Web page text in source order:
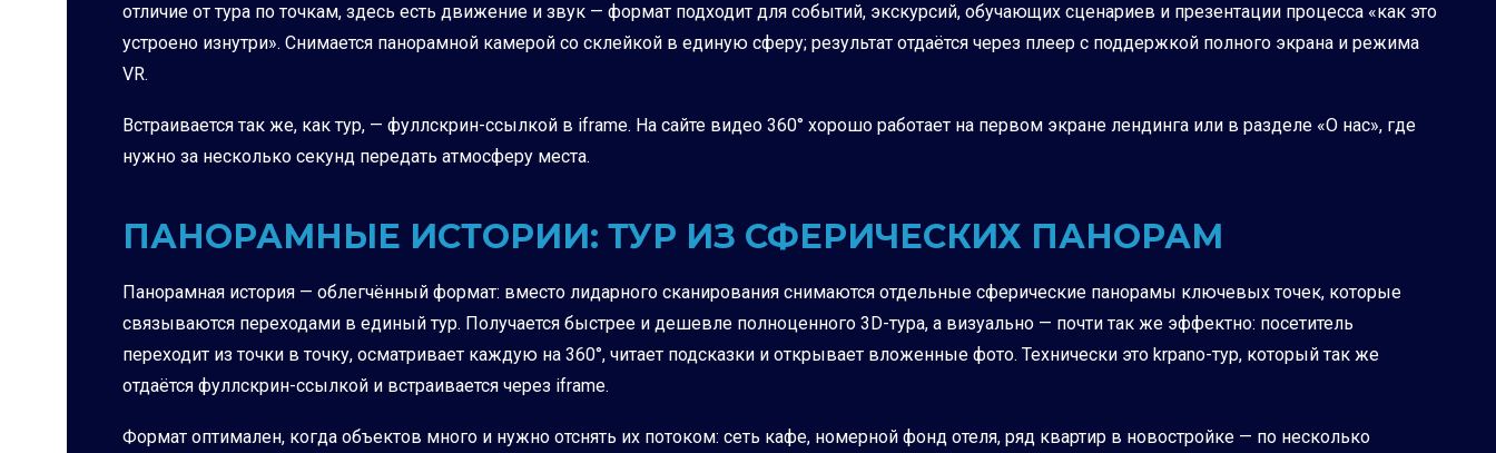
отличие от тура по точкам, здесь есть движение и звук — формат подходит для событий, экскурсий, обучающих сценариев и презентации процесса «как это
устроено изнутри». Снимается панорамной камерой со склейкой в единую сферу; результат отдаётся через плеер с поддержкой полного экрана и режима
VR.
Встраивается так же, как тур, — фуллскрин-ссылкой в iframe. На сайте видео 360° хорошо работает на первом экране лендинга или в разделе «О нас», где
нужно за несколько секунд передать атмосферу места.
ПАНОРАМНЫЕ ИСТОРИИ: ТУР ИЗ СФЕРИЧЕСКИХ ПАНОРАМ
Панорамная история — облегчённый формат: вместо лидарного сканирования снимаются отдельные сферические панорамы ключевых точек, которые
связываются переходами в единый тур. Получается быстрее и дешевле полноценного 3D-тура, а визуально — почти так же эффектно: посетитель
переходит из точки в точку, осматривает каждую на 360°, читает подсказки и открывает вложенные фото. Технически это krpano-тур, который так же
отдаётся фуллскрин-ссылкой и встраивается через iframe.
Формат оптимален, когда объектов много и нужно отснять их потоком: сеть кафе, номерной фонд отеля, ряд квартир в новостройке — по несколько